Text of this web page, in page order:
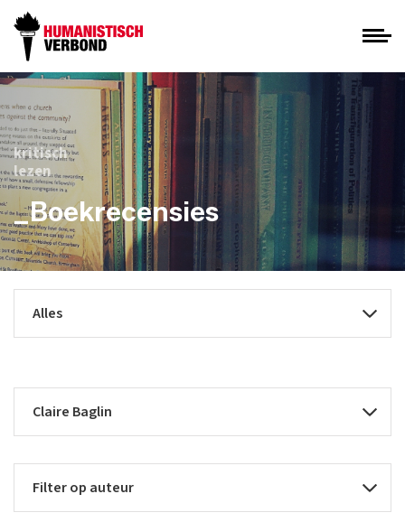
kritisch
lezen
_Boekrecensies